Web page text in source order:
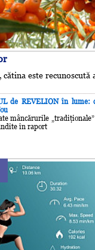
este
de REVELION în lume:
mâncărurile
în raport